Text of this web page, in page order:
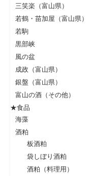
三笑楽（富山県）
若鶴・苗加屋（富山県）
若駒
黒部峡
風の盆
成政（富山県）
銀盤（富山県）
富山の酒（その他）
★食品
海藻
酒粕
板酒粕
袋しぼり酒粕
酒粕（料理用）